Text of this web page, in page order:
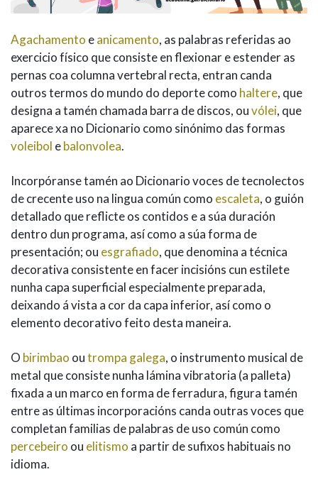
Agachamento eanicamento, as palabras referidas ao
exercicio físico que consiste en flexionar e estender as
pernas coa columna vertebral recta, entran canda
outros termos do mundo do deporte como haltere, que
designa a tamén chamada barra de discos, ouvólei, que
aparece xa no Dicionario como sinónimo das formas
voleibol ebalonvolea.
Incorpóranse tamén ao Dicionario voces de tecnolectos
de crecente uso na lingua común como escaleta, o guión
detallado que reflicte os contidos e a súa duración
dentro dun programa, así como a súa forma de
presentación; ou esgrafiado, que denomina a técnica
decorativa consistente en facer incisións cun estilete
nunha capa superficial especialmente preparada,
deixando á vista a cor da capa inferior, así como o
elemento decorativo feito desta maneira.
O birimbao outrompa galega, o instrumento musical de
metal que consiste nunha lámina vibratoria (a palleta)
fixada a un marco en forma de ferradura, figura tamén
entre as últimas incorporacións canda outras voces que
completan familias de palabras de uso común como
percebeiro ou elitismo a partir de sufixos habituais no
idioma.